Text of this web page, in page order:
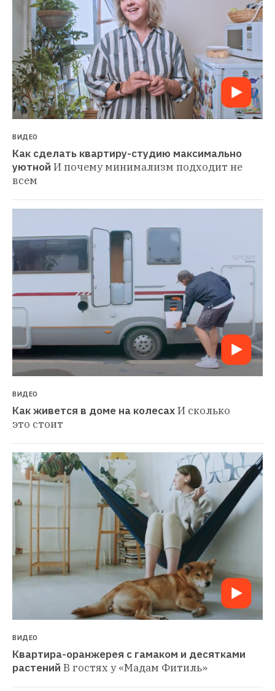
ВИДЕО
Как сделать квартиру-студию максимально
уютной И почему минимализм подходит не
всем
ВИДЕО
Как живется в доме на колесахИ сколько
это стоит
ВИДЕО
Квартира-оранжерея с гамаком и десятками
растений В гостях у «Мадам Фитиль»